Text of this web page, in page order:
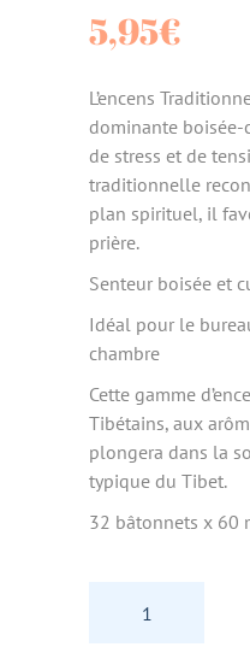
5,95€
L’encens
dominante boisée-
de stress et de
traditionnelle
plan spirituel, il
prière.
Senteur boisée et
Idéal pour le
chambre
Cette gamme
Tibétains, aux
plongera dans la
typique du Tibet.
32 bâtonnets x 60
ENCENS